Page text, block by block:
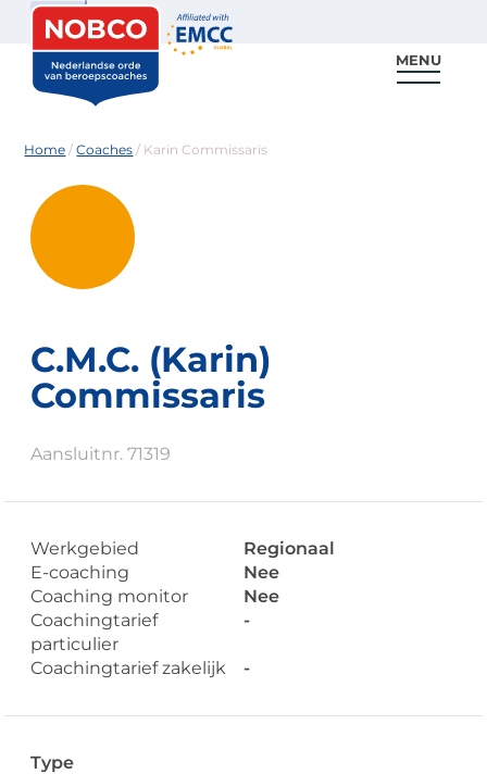
Zoeken
MENU
Home /Coaches / Karin Commissaris
C.M.C. (Karin)
Commissaris
Aansluitnr. 71319
Werkgebied
Regionaal
E-coaching
Nee
Coaching monitor
Nee
Coachingtarief
particulier
-
Coachingtarief zakelijk -
Type